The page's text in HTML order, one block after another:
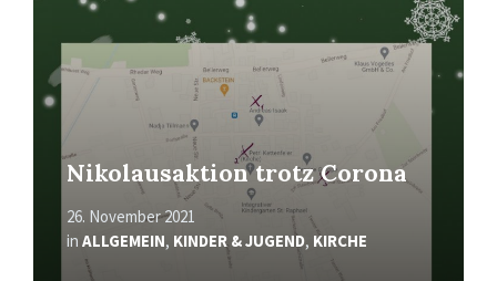
Nikolausaktion trotz Corona
26. November 2021
in ALLGEMEIN, KINDER & JUGEND, KIRCHE